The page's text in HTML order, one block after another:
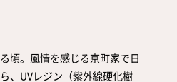
頃。風情を感じる京町家で日
、UVレジン（紫外線硬化樹